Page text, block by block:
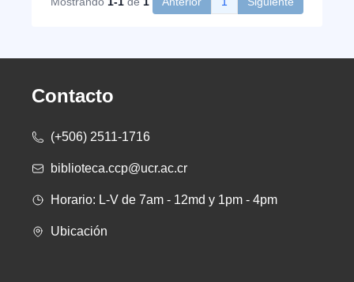
Contacto
(+506) 2511-1716
biblioteca.ccp@ucr.ac.cr
Horario: L-V de 7am - 12md y 1pm - 4pm
Ubicación